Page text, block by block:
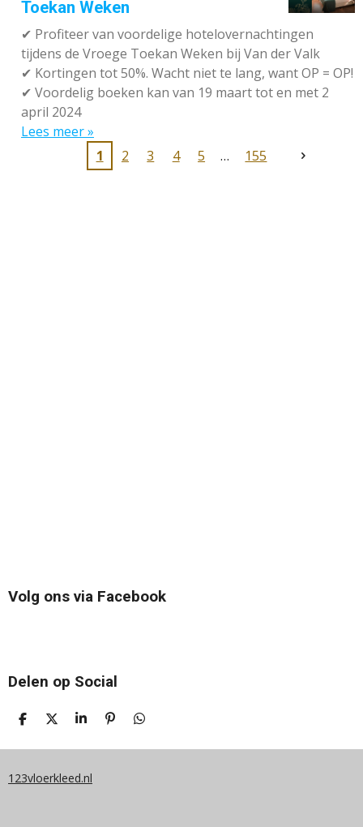
Toekan Weken
✔ Profiteer van voordelige hotelovernachtingen
tijdens de Vroege Toekan Weken bij Van der Valk
✔ Kortingen tot 50%. Wacht niet te lang, want OP = OP!
✔ Voordelig boeken kan van 19 maart tot en met 2
april 2024
Lees meer »
1
2 3 4 5 155
Volg ons via Facebook
Delen op Social
D
L
N
D
E
S
A
E
P
N
D
L
123vloerkleed.nl